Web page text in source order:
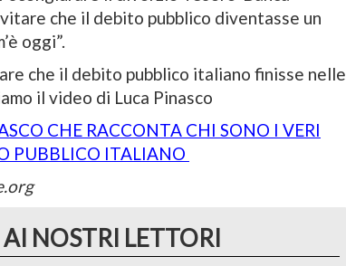
che il debito pubblico diventasse un
oggi”.
che il debito pubblico italiano finisse nelle
il video di Luca Pinasco
CHE RACCONTA CHI SONO I VERI
PUBBLICO ITALIANO
NOSTRI LETTORI